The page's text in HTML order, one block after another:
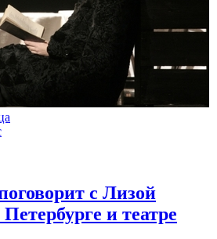
с Лизой
и театре